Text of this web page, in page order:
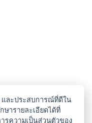
และประสบการณ์ที่ดีใน
ารายละเอียดได้ที่
รความเป็นส่วนตัวของ